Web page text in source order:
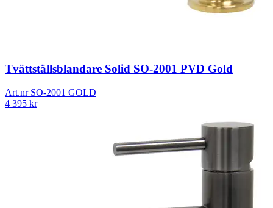
Tvättställsblandare Solid SO-2001 PVD Gold
Art.nr SO-2001 GOLD
4 395 kr